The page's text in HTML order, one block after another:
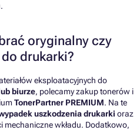
oryginalny czy
drukarki?
eksploatacyjnych do
biurze, polecamy zakup tonerów i
TonerPartner PREMIUM. Na te
uszkodzenia drukarki oraz
mechaniczne wkładu. Dodatkowo,